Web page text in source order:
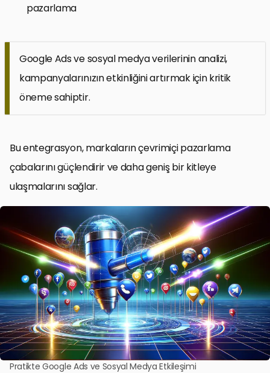
pazarlama
Google Ads ve sosyal medya verilerinin analizi,
kampanyalarınızın etkinliğini artırmak için kritik
öneme sahiptir.
Bu entegrasyon, markaların çevrimiçi pazarlama
çabalarını güçlendirir ve daha geniş bir kitleye
ulaşmalarını sağlar.
Pratikte Google Ads ve Sosyal Medya Etkileşimi